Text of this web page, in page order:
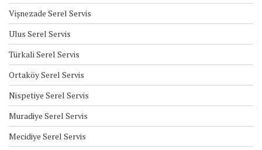
Vişnezade Serel Servis
Ulus Serel Servis
Türkali Serel Servis
Ortaköy Serel Servis
Nispetiye Serel Servis
Muradiye Serel Servis
Mecidiye Serel Servis